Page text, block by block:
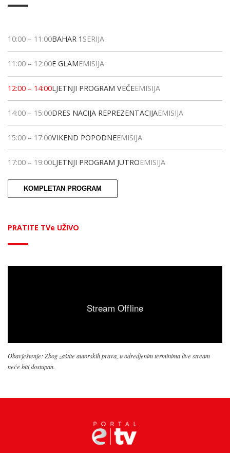
10:00 – 11:00BAHAR 1 SERIJA
11:00 – 12:00E GLAMEMISIJA
12:00 – 14:00LJETNJI PROGRAM VEČEEMISIJA
14:00 – 15:00DRES NACIJA REPREZENTACIJAEMISIJA
15:00 – 17:00VIKEND POPODNEEMISIJA
17:00 – 19:00LJETNJI PROGRAM JUTROEMISIJA
KOMPLETAN PROGRAM
PRATITE TVe UŽIVO
Obavještenje: Zbog zaštite autorskih prava, u odredjenim terminima live stream
neće biti dostupan.